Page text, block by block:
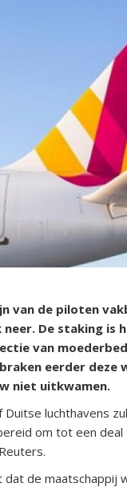
van de piloten
De staking is
van
eerder deze
niet uitkwamen.
luchthavens
om tot een
de maatschappij